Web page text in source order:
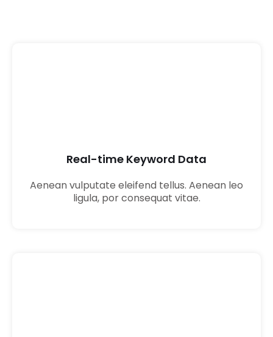
Real-time Keyword Data
Aenean vulputate eleifend tellus. Aenean leo
ligula, por consequat vitae.